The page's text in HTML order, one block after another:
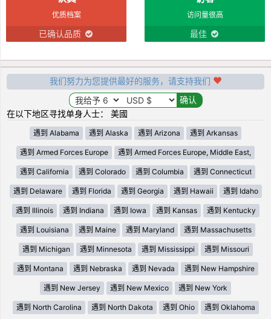
优质档案
已确认品质
访问量很高
最佳
我们努力为您提供最好的服务，请支持我们
在以下地区寻找单身人士： 美國
遇到 Alabama 遇到 Alaska 遇到 Arizona 遇到 Arkansas
遇到 Armed Forces Europe 遇到 Armed Forces Europe, Middle East,
遇到 California 遇到 Colorado 遇到 Columbia 遇到 Connecticut
遇到 Delaware 遇到 Florida 遇到 Georgia 遇到 Hawaii 遇到 Idaho
遇到 Illinois 遇到 Indiana 遇到 Iowa 遇到 Kansas 遇到 Kentucky
遇到 Louisiana 遇到 Maine 遇到 Maryland 遇到 Massachusetts
遇到 Michigan 遇到 Minnesota 遇到 Mississippi 遇到 Missouri
遇到 Montana 遇到 Nebraska 遇到 Nevada 遇到 New Hampshire
遇到 New Jersey 遇到 New Mexico 遇到 New York
遇到 North Carolina 遇到 North Dakota 遇到 Ohio 遇到 Oklahoma